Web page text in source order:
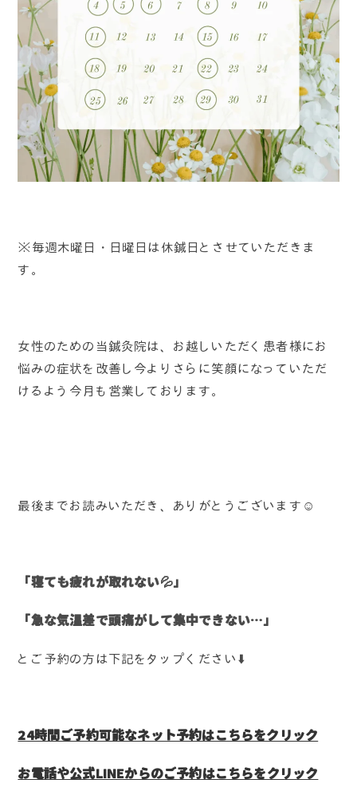
※毎週木曜日・日曜日は休鍼日とさせていただきま
す。
女性のための当鍼灸院は、お越しいただく患者様にお
悩みの症状を改善し今よりさらに笑顔になっていただ
けるよう今月も営業しております。
最後までお読みいただき、ありがとうございます☺️
「寝ても疲れが取れない💦」
「急な気温差で頭痛がして集中できない…」
とご予約の方は下記をタップください⬇️
24時間ご予約可能なネット予約はこちらをクリック
お電話や公式LINEからのご予約はこちらをクリック